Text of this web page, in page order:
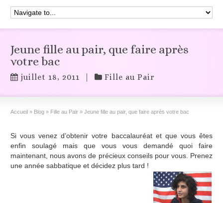
Jeune fille au pair, que faire après
votre bac
juillet 18, 2011 Fille au Pair
Accueil » Blog » Fille au Pair » Jeune fille au pair, que faire après votre bac
Si vous venez d’obtenir votre baccalauréat et que vous êtes
enfin soulagé mais que vous vous demandé quoi faire
maintenant, nous avons de précieux conseils pour vous. Prenez
une année sabbatique et décidez plus tard !